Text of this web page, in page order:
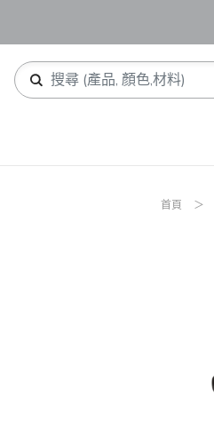
首頁